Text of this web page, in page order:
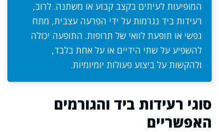
המופיעות לעיתים בקצב קבוע או משתנה. לרוב,
רעידות ביד נגרמות על ידי הפרעה עצבית, מתח
נפשי או תופעת לוואי של תרופות. התופעה יכולה
להשפיע על שתי הידיים או על אחת בלבד,
ולהקשות על ביצוע פעולות יומיומיות.
סוגי רעידות ביד והגורמים
האפשריים